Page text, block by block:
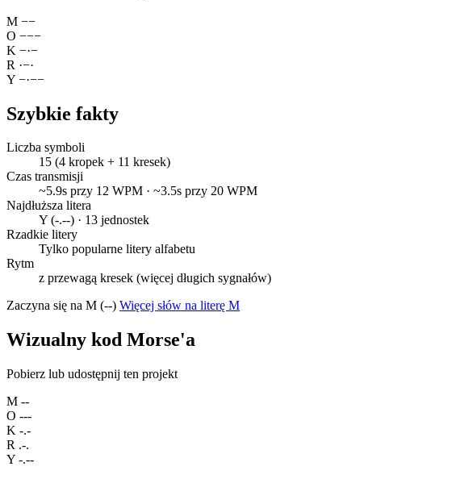
M −−
O −−−
K −·−
R ·−·
Y −·−−
Szybkie fakty
Liczba symboli
15 (4 kropek + 11 kresek)
Czas transmisji
~5.9s przy 12 WPM · ~3.5s przy 20 WPM
Najdłuższa litera
Y (-.--) · 13 jednostek
Rzadkie litery
Tylko popularne litery alfabetu
Rytm
z przewagą kresek (więcej długich sygnałów)
Zaczyna się na M (--) Więcej słów na literę M
Wizualny kod Morse'a
Pobierz lub udostępnij ten projekt
M --
O ---
K -.-
R .-.
Y -.--